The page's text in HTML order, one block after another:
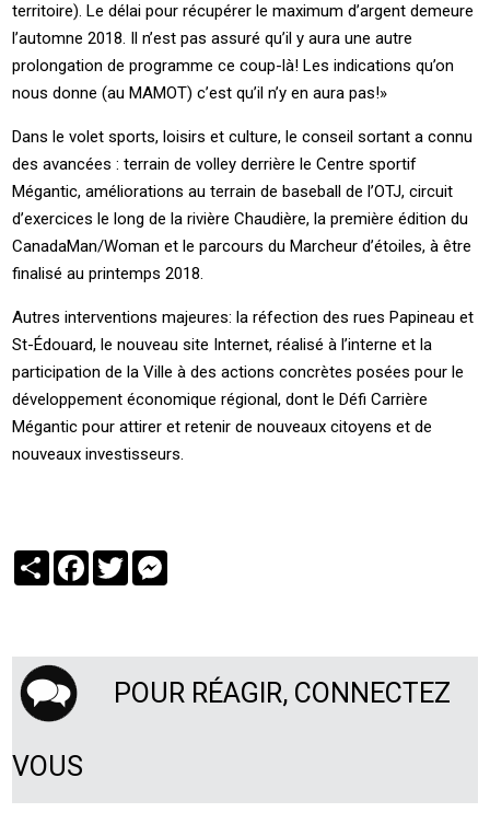
territoire). Le délai pour récupérer le maximum d’argent demeure
l’automne 2018. Il n’est pas assuré qu’il y aura une autre
prolongation de programme ce coup-là! Les indications qu’on
nous donne (au MAMOT) c’est qu’il n’y en aura pas!»
Dans le volet sports, loisirs et culture, le conseil sortant a connu
des avancées : terrain de volley derrière le Centre sportif
Mégantic, améliorations au terrain de baseball de l’OTJ, circuit
d’exercices le long de la rivière Chaudière, la première édition du
CanadaMan/Woman et le parcours du Marcheur d’étoiles, à être
finalisé au printemps 2018.
Autres interventions majeures: la réfection des rues Papineau et
St-Édouard, le nouveau site Internet, réalisé à l’interne et la
participation de la Ville à des actions concrètes posées pour le
développement économique régional, dont le Défi Carrière
Mégantic pour attirer et retenir de nouveaux citoyens et de
nouveaux investisseurs.
PartagerFacebook
Twitter
POUR RÉAGIR, CONNECTEZ
VOUS